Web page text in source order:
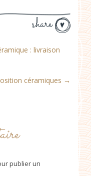
share
: livraison
céramiques →
publier un